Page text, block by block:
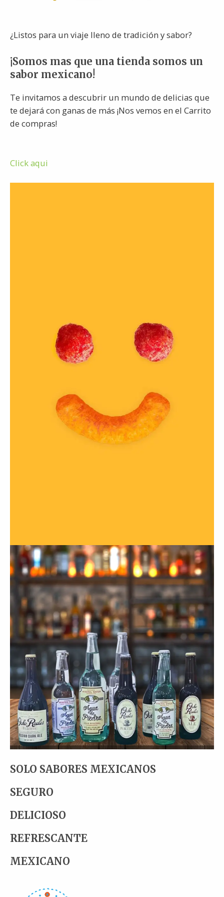
¿Listos para un viaje lleno de tradición y sabor?
¡Somos mas que una tienda somos un
sabor mexicano!
Te invitamos a descubrir un mundo de delicias que
te dejará con ganas de más ¡Nos vemos en el Carrito
de compras!
Click aqui
SOLO SABORES MEXICANOS
SEGURO
DELICIOSO
REFRESCANTE
MEXICANO